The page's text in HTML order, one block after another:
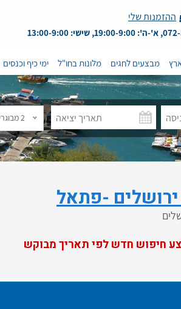
ההזמנות שלי
מבצעים לחגים מלונות בחו"ל ימי כיף וכנסים
2 מבוגרים
-פתאל
חיפוש חדש לפי תאריך מבוקש